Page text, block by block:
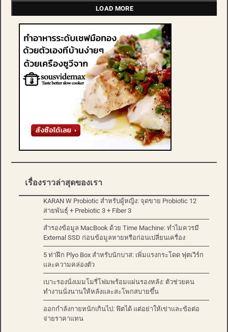
LOAD MORE
เรื่องราวล่าสุดของเรา
KARAN W Probiotic สำหรับผู้หญิง: จุดขาย Probiotic 12
สายพันธุ์ + Prebiotic 3 + Fiber 3
สำรองข้อมูล MacBook ด้วย Time Machine: ทำไมควรมี
External SSD ก่อนข้อมูลหายหรือก่อนเปลี่ยนเครื่อง
5 ท่าฝึก Plyo Box สำหรับนักบาส: เพิ่มแรงกระโดด ฟุตเวิร์ก
และความคล่องตัว
เบาะรองนั่งเมมโมรี่โฟมพร้อมแผ่นรองหลัง: ตัวช่วยคน
ทำงานนั่งนานให้หลังและสะโพกสบายขึ้น
ออกกำลังกายหนักเกินไป: ฟิตได้ แต่อย่าให้เข่าและข้อต่อ
จ่ายราคาแทน